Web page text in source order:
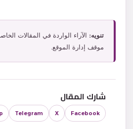
تنويه: الآراء الواردة في المقالات
موقف إدارة الموقع.
شارك المقال
Facebook
X
Telegram